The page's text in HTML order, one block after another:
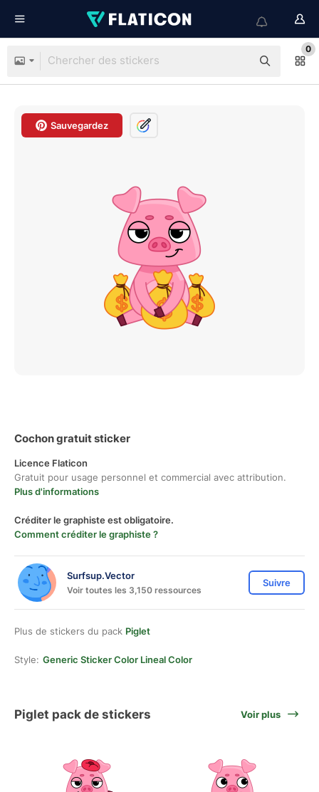
0
Sauvegardez
Cochon gratuit sticker
Licence Flaticon
Gratuit pour usage personnel et commercial avec attribution.
Plus d'informations
Créditer le graphiste est obligatoire.
Comment créditer le graphiste ?
Surfsup.Vector
Voir toutes les 3,150 ressources
Suivre
Plus de stickers du pack Piglet
Style: Generic Sticker Color Lineal Color
Piglet pack de stickers Voir plus